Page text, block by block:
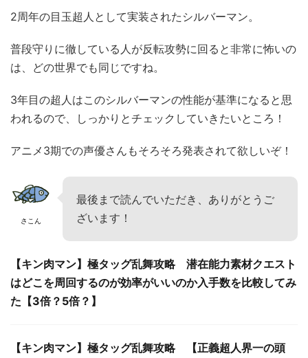
2周年の目玉超人として実装されたシルバーマン。
普段守りに徹している人が反転攻勢に回ると非常に怖いの
は、どの世界でも同じですね。
3年目の超人はこのシルバーマンの性能が基準になると思
われるので、しっかりとチェックしていきたいところ！
アニメ3期での声優さんもそろそろ発表されて欲しいぞ！
さこん
最後まで読んでいただき、ありがとうご
ざいます！
【キン肉マン】極タッグ乱舞攻略 潜在能力素材クエスト
はどこを周回するのが効率がいいのか入手数を比較してみ
た【3倍？5倍？】
【キン肉マン】極タッグ乱舞攻略 【正義超人界一の頭